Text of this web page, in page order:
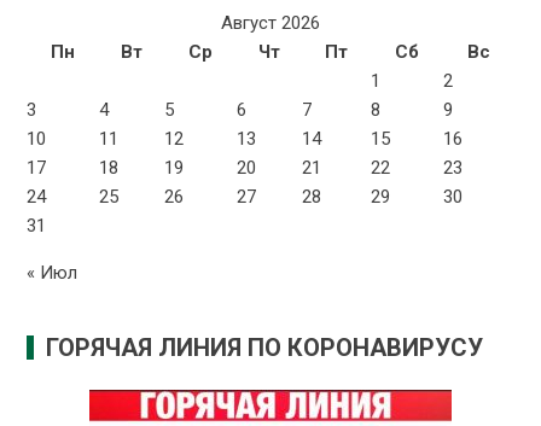
Август 2026
Пн
Вт Ср Чт Пт Сб
Вс
1
2
3
4 5 6 7 8
9
10
11 12 13 14 15
16
17
18 19 20 21 22
23
24
25 26 27 28 29
30
31
« Июл
ГОРЯЧАЯ ЛИНИЯ ПО КОРОНАВИРУСУ